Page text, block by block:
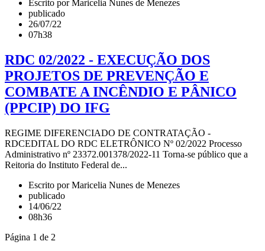
Escrito por Maricelia Nunes de Menezes
publicado
26/07/22
07h38
RDC 02/2022 - EXECUÇÃO DOS
PROJETOS DE PREVENÇÃO E
COMBATE A INCÊNDIO E PÂNICO
(PPCIP) DO IFG
REGIME DIFERENCIADO DE CONTRATAÇÃO -
RDCEDITAL DO RDC ELETRÔNICO Nº 02/2022 Processo
Administrativo nº 23372.001378/2022-11 Torna-se público que a
Reitoria do Instituto Federal de...
Escrito por Maricelia Nunes de Menezes
publicado
14/06/22
08h36
Página 1 de 2